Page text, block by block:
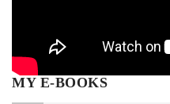
MY E-BOOKS